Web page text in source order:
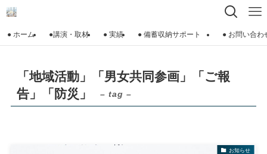
● ホーム ●講演・取材 ● 実績 ● 備蓄収納サポート ● お問い合わ
「地域活動」「男女共同参画」「ご報
告」「防災」
– tag –
お知らせ